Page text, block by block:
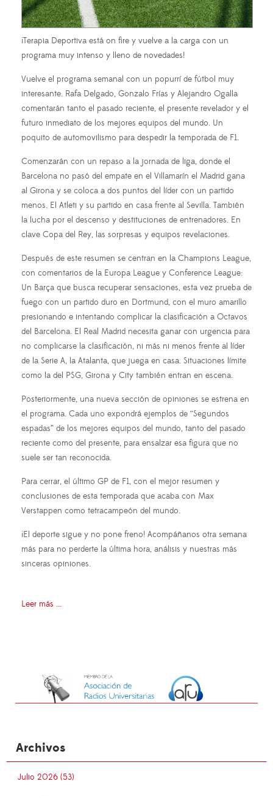
¡Terapia Deportiva está on fire y vuelve a la carga con un
programa muy intenso y lleno de novedades!
Vuelve el programa semanal con un popurrí de fútbol muy
interesante. Rafa Delgado, Gonzalo Frías y Alejandro Ogalla
comentarán tanto el pasado reciente, el presente revelador y el
futuro inmediato de los mejores equipos del mundo. Un
poquito de automovilismo para despedir la temporada de F1.
Comenzarán con un repaso a la jornada de liga, donde el
Barcelona no pasó del empate en el Villamarín el Madrid gana
al Girona y se coloca a dos puntos del líder con un partido
menos. El Atleti y su partido en casa frente al Sevilla. También
la lucha por el descenso y destituciones de entrenadores. En
clave Copa del Rey, las sorpresas y equipos revelaciones.
Después de este resumen se centran en la Champions League,
con comentarios de la Europa League y Conference League:
Un Barça que busca recuperar sensaciones, esta vez prueba de
fuego con un partido duro en Dortmund, con el muro amarillo
presionando e intentando complicar la clasificación a Octavos
del Barcelona. El Real Madrid necesita ganar con urgencia para
no complicarse la clasificación, ni más ni menos frente al líder
de la Serie A, la Atalanta, que juega en casa. Situaciones límite
como la del PSG, Girona y City también entran en escena.
Posteriormente, una nueva sección de opiniones se estrena en
el programa. Cada uno expondrá ejemplos de “Segundos
espadas” de los mejores equipos del mundo, tanto del pasado
reciente como del presente, para ensalzar esa figura que no
suele ser tan reconocida.
Para cerrar, el último GP de F1, con el mejor resumen y
conclusiones de esta temporada que acaba con Max
Verstappen como tetracampeón del mundo.
¡El deporte sigue y no pone freno! Acompáñanos otra semana
más para no perderte la última hora, análisis y nuestras más
sinceras opiniones.
Leer más ...
Archivos
Julio 2026 (53)